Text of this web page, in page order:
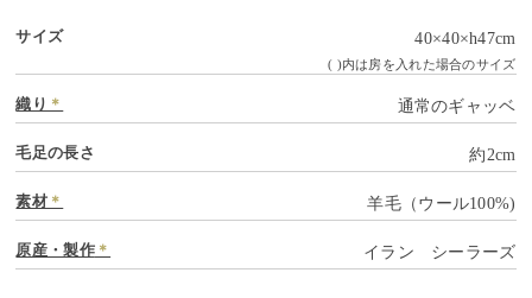
サイズ 40×40×h47cm
( )内は房を入れた場合のサイズ
織り ＊ 通常のギャッベ
毛足の長さ 約2cm
素材 ＊ 羊毛（ウール100%)
原産・製作＊ イラン シーラーズ